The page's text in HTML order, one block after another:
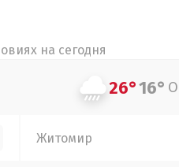
на сегодня
26°16°
Житомир